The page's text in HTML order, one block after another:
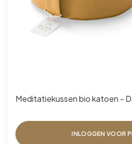
Meditatiekussen bio katoen -
INLOGGEN VOOR